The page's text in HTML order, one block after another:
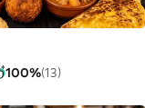
100%(13)